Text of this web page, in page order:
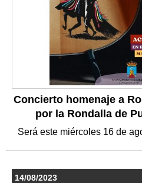
Concierto homenaje a
por la Rondalla de
Será este miércoles 16 de
14/08/2023